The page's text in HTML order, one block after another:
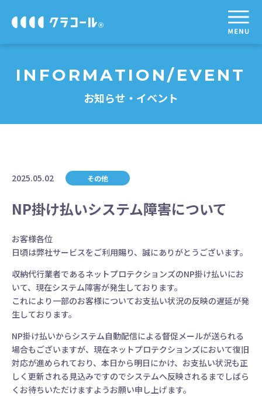
INFORMATION/EVENT
お知らせ・イベント
2025.05.02 その他
NP掛け払いシステム障害について
お客様各位
日頃は弊社サービスをご利用賜り、誠にありがとうございます。
収納代行業者であるネットプロテクションズのNP掛け払いにお
いて、現在システム障害が発生しております。
これにより一部のお客様についてお支払い状況の反映の遅延が発
生しております。
NP掛け払いからシステム自動配信による督促メールが送られる
場合もございますが、現在ネットプロテクションズにおいて復旧
対応が進められており、本日から明日にかけ、お支払い状況も正
しく更新される見込みですのでシステムへ反映されるまでしばら
くお待ちいただけますようお願い申し上げます。